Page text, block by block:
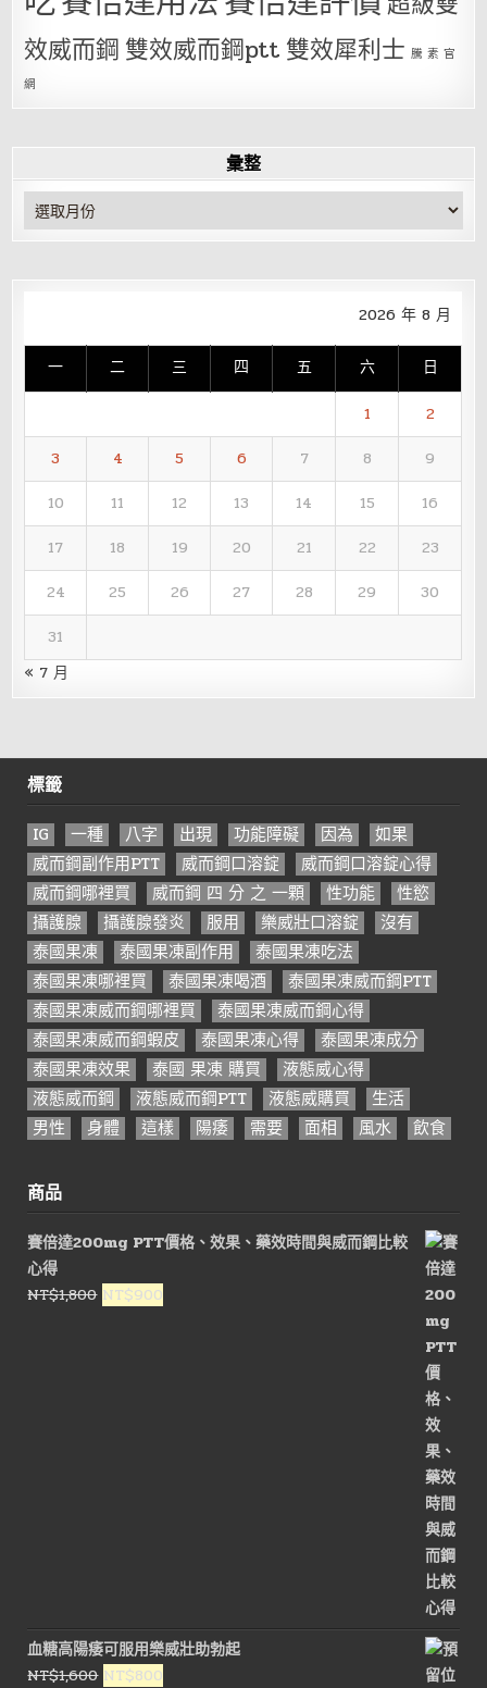
效威而鋼 雙效威而鋼ptt 雙效犀利士 騰 素 官
網
彙整
彙
整
2026 年 8 月
一 二 三 四 五 六 日
1
2
3
4 5 6 7 8
9
10
11 12 13 14 15
16
17
18 19 20 21 22
23
24
25 26 27 28 29
30
31
« 7 月
標籤
IG 一種 八字 出現 功能障礙 因為
如果
威而鋼副作用PTT
威而鋼口溶錠
威而鋼口溶錠心得
威而鋼哪裡買
威而鋼 四 分 之 一顆 性功能
性慾
攝護腺
攝護腺發炎 服用 樂威壯口溶錠
沒有
泰國果凍
泰國果凍副作用
泰國果凍吃法
泰國果凍哪裡買
泰國果凍喝酒
泰國果凍威而鋼PTT
泰國果凍威而鋼哪裡買
泰國果凍威而鋼心得
泰國果凍威而鋼蝦皮
泰國果凍心得
泰國果凍成分
泰國果凍效果
泰國 果凍 購買
液態威心得
液態威而鋼
液態威而鋼PTT 液態威購買
生活
男性
身體 這樣 陽痿 需要 面相 風水 飲食
商品
賽倍達200mg PTT價格、效果、藥效時間與威而鋼比較
心得
NT$1,800 原
NT$900
血糖高陽痿可服用樂威壯助勃起
NT$1,600 原
NT$800